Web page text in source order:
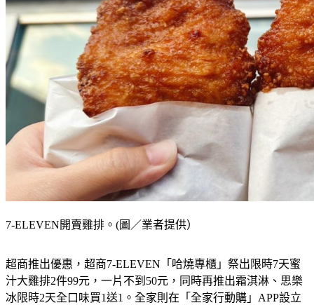
超商推出優惠，超商7-ELEVEN「哈燒專櫃」祭出限時7天蜜
汁大雞排2件99元，一片不到50元，同時再推出霜淇淋、思樂